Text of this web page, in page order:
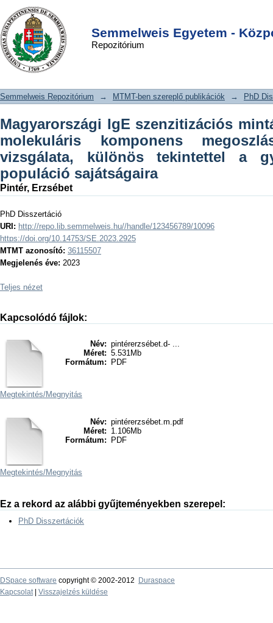
Semmelweis Egyetem -
Repozitórium
Magyarországi IgE szenzitizációs
minták specifikus IgE és molekuláris
komponens megoszlásának
retrospektív vizsgálata, különös
populáció sajátságaira
DSpace/Manakin Repository
Semmelweis Repozitórium → MTMT-ben szereplő publikációk → PhD
Magyarországi IgE szenzitizációs
molekuláris komponens
vizsgálata, különös tekintettel a
populáció sajátságaira
Pintér, Erzsébet
PhD Disszertáció
URI: http://repo.lib.semmelweis.hu//handle/123456789/10096
https://doi.org/10.14753/SE.2023.2925
MTMT azonosító: 36115507
Megjelenés éve: 2023
Teljes nézet
Kapcsolódó fájlok:
Név: pintérerzsébet.d- ...
Méret: 5.531Mb
Formátum:
PDF
Megtekintés/Megnyitás
Név: pintérerzsébet.m.pdf
Méret: 1.106Mb
Formátum:
PDF
Megtekintés/Megnyitás
Ez a rekord az alábbi gyűjteményekben szerepel:
PhD Disszertációk
DSpace software copyright © 2002-2012
Duraspace
Kapcsolat| Visszajelzés küldése